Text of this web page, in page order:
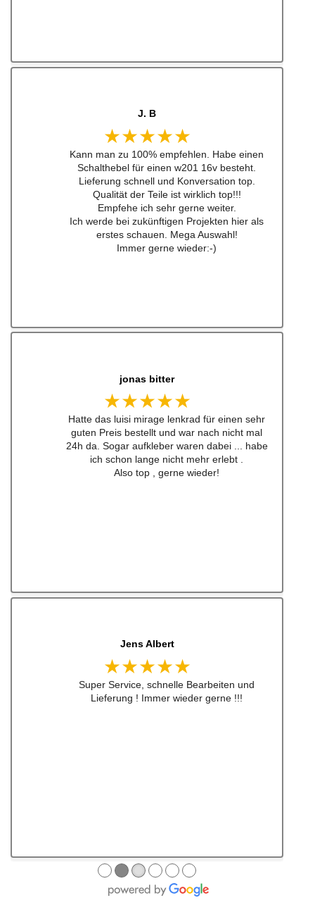
J. B
★★★★★
Kann man zu 100% empfehlen. Habe einen
Schalthebel für einen w201 16v besteht.
Lieferung schnell und Konversation top.
Qualität der Teile ist wirklich top!!!
Empfehe ich sehr gerne weiter.
Ich werde bei zukünftigen Projekten hier als
erstes schauen. Mega Auswahl!
Immer gerne wieder:-)
jonas bitter
★★★★★
Hatte das luisi mirage lenkrad für einen sehr
guten Preis bestellt und war nach nicht mal
24h da. Sogar aufkleber waren dabei ... habe
ich schon lange nicht mehr erlebt .
Also top , gerne wieder!
Jens Albert
★★★★★
Super Service, schnelle Bearbeiten und
Lieferung ! Immer wieder gerne !!!
●●●●●●